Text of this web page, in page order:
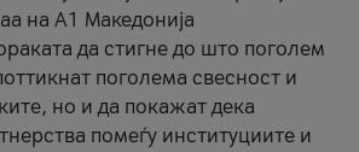
на A1 Македонија
да стигне до што поголем
поголема свесност и
но и да покажат дека
помеѓу институциите и